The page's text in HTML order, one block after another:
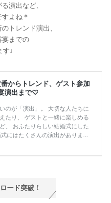
演出など、
よね＊
トレンド演出、
宴までの
す♩
ード突破！